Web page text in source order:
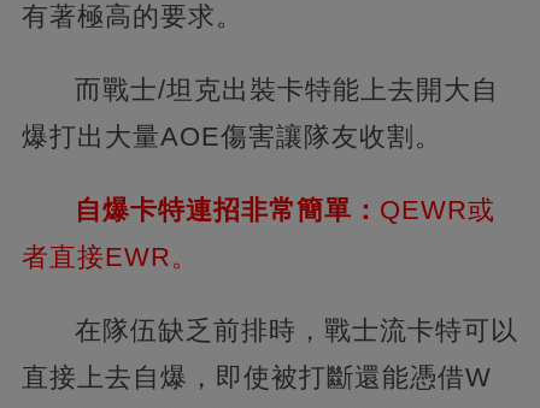
有著極高的要求。
而戰士/坦克出裝卡特能上去開大自
爆打出大量AOE傷害讓隊友收割。
自爆卡特連招非常簡單： QEWR或
者直接EWR。
在隊伍缺乏前排時，戰士流卡特可以
直接上去自爆，即使被打斷還能憑借W